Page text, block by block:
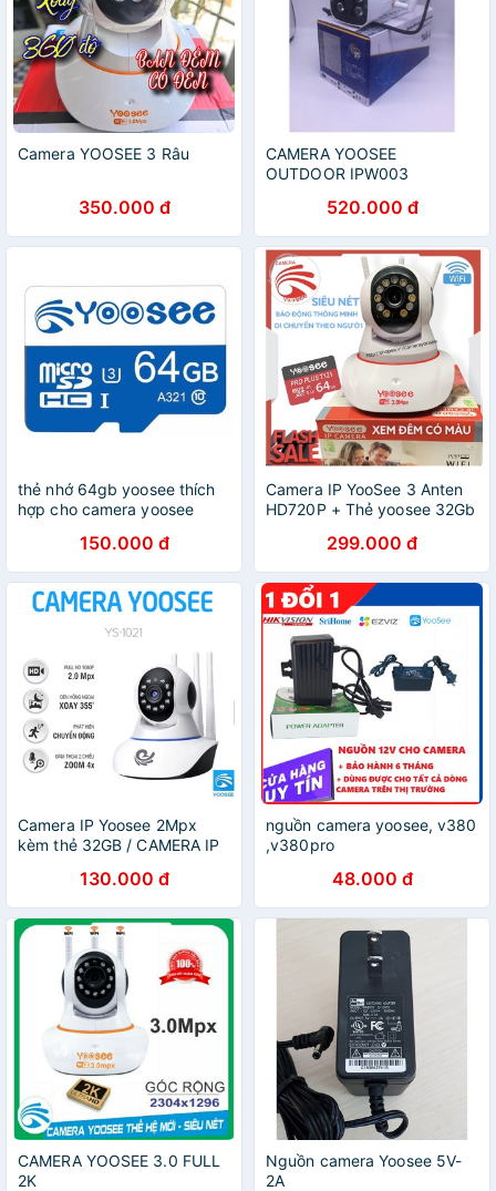
Camera YOOSEE 3 Râu
350.000 đ
CAMERA YOOSEE
OUTDOOR IPW003
520.000 đ
thẻ nhớ 64gb yoosee thích
hợp cho camera yoosee
150.000 đ
Camera IP YooSee 3 Anten
HD720P + Thẻ yoosee 32Gb
299.000 đ
Camera IP Yoosee 2Mpx
kèm thẻ 32GB / CAMERA IP
130.000 đ
nguồn camera yoosee, v380
,v380pro
48.000 đ
CAMERA YOOSEE 3.0 FULL
2K
Nguồn camera Yoosee 5V-
2A